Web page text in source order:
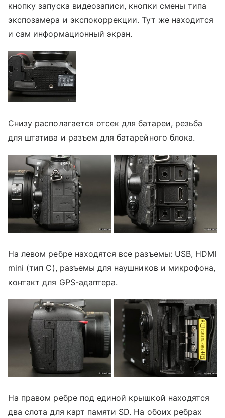
кнопку запуска видеозаписи, кнопки смены типа
экспозамера и экспокоррекции. Тут же находится
и сам информационный экран.
Снизу располагается отсек для батареи, резьба
для штатива и разъем для батарейного блока.
На левом ребре находятся все разъемы: USB, HDMI
mini (тип С), разъемы для наушников и микрофона,
контакт для GPS-адаптера.
На правом ребре под единой крышкой находятся
два слота для карт памяти SD. На обоих ребрах